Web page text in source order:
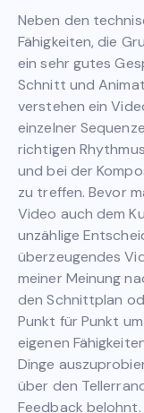
Neben den
Fähigkeiten, die
ein sehr gutes
Schnitt und
verstehen ein
einzelner
richtigen
und bei der
zu treffen. Bevor
Video auch dem
unzählige
überzeugendes
meiner Meinung
den Schnittplan
Punkt für Punkt
eigenen
Dinge
über den
Feedback belohnt.